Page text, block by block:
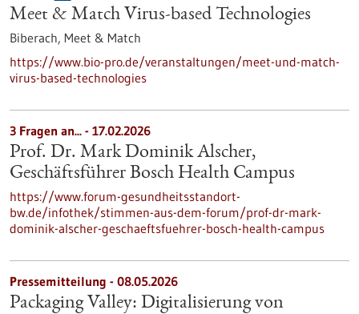
Meet & Match Virus-based Technologies
Biberach, Meet & Match
https://www.bio-pro.de/veranstaltungen/meet-und-match-
virus-based-technologies
3 Fragen an... - 17.02.2026
Prof. Dr. Mark Dominik Alscher,
Geschäftsführer Bosch Health Campus
https://www.forum-gesundheitsstandort-
bw.de/infothek/stimmen-aus-dem-forum/prof-dr-mark-
dominik-alscher-geschaeftsfuehrer-bosch-health-campus
Pressemitteilung - 08.05.2026
Packaging Valley: Digitalisierung von